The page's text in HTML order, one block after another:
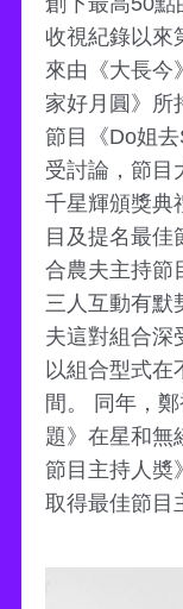
收視紀錄以來
來由《大長今
家好月圓》所
節目《Do姐
受討論，節目
千星輝頒獎典
目及提名最佳
合農夫主持節
三人互動有默
夫這對組合深
以組合型式在
間。 同年，
題》在星和無
節目主持人奬
取得最佳節目